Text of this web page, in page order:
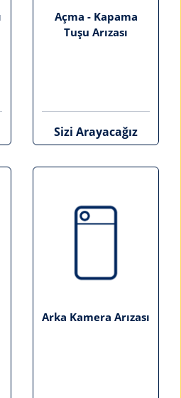
Açma - Kapama
Tuşu Arızası
Sizi Arayacağız
Arka Kamera Arızası